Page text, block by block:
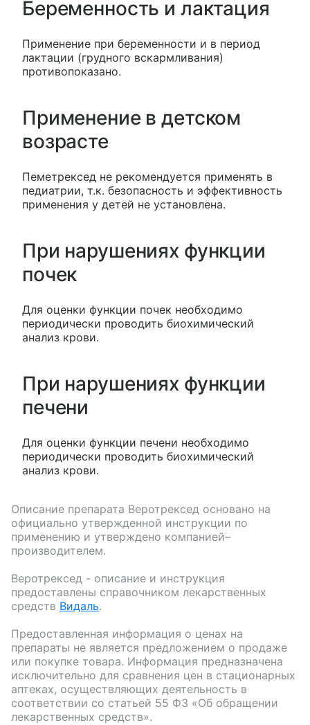
Беременность и лактация
Применение при беременности и в период
лактации (грудного вскармливания)
противопоказано.
Применение в детском
возрасте
Пеметрексед не рекомендуется применять в
педиатрии, т.к. безопасность и эффективность
применения у детей не установлена.
При нарушениях функции
почек
Для оценки функции почек необходимо
периодически проводить биохимический
анализ крови.
При нарушениях функции
печени
Для оценки функции печени необходимо
периодически проводить биохимический
анализ крови.
Описание препарата Веротрексед основано на
официально утвержденной инструкции по
применению и утверждено компанией–
производителем.
Веротрексед - описание и инструкция
предоставлены справочником лекарственных
средств Видаль.
Предоставленная информация о ценах на
препараты не является предложением о продаже
или покупке товара. Информация предназначена
исключительно для сравнения цен в стационарных
аптеках, осуществляющих деятельность в
соответствии со статьей 55 ФЗ «Об обращении
лекарственных средств».